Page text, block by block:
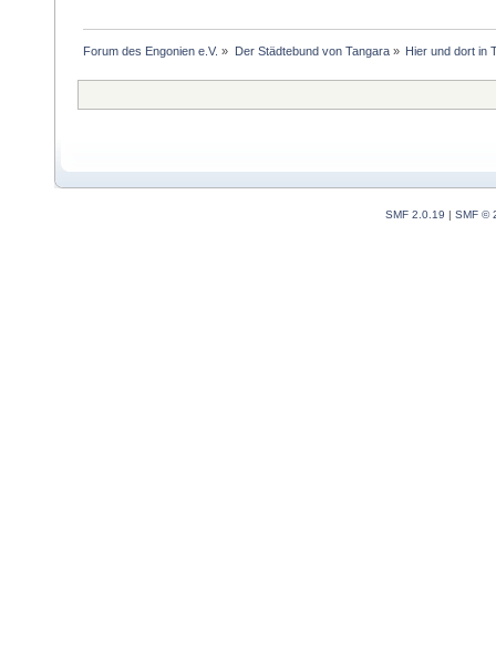
Forum des Engonien e.V. » Der Städtebund von Tangara» Hier und dort in
SMF 2.0.19 | SMF ©